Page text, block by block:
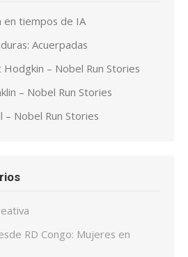
en tiempos de IA
Acuerpadas
– Nobel Run Stories
– Nobel Run Stories
– Nobel Run Stories
RD Congo: Mujeres en